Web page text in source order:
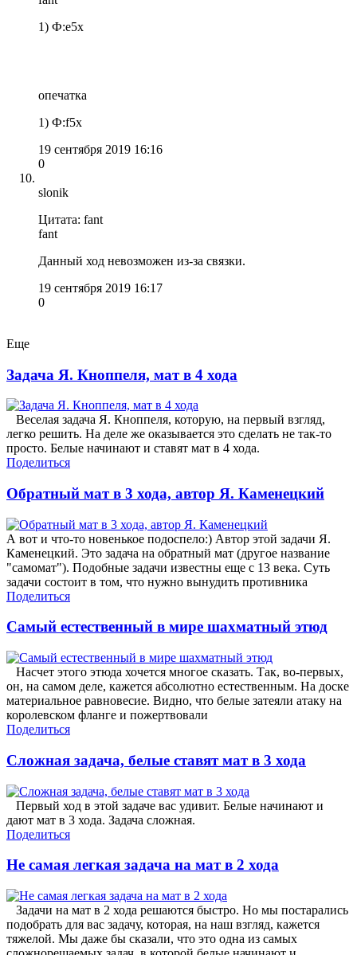
1) Ф:е5х
опечатка
1) Ф:f5х
19 сентября 2019 16:16
0
slonik
Цитата: fant
fant
Данный ход невозможен из-за связки.
19 сентября 2019 16:17
0
Еще
Задача Я. Кноппеля, мат в 4 хода
Веселая задача Я. Кноппеля, которую, на первый взгляд,
легко решить. На деле же оказывается это сделать не так-то
просто. Белые начинают и ставят мат в 4 хода.
Поделиться
Обратный мат в 3 хода, автор Я. Каменецкий
А вот и что-то новенькое подоспело:) Автор этой задачи Я.
Каменецкий. Это задача на обратный мат (другое название
"самомат"). Подобные задачи известны еще с 13 века. Суть
задачи состоит в том, что нужно вынудить противника
Поделиться
Самый естественный в мире шахматный этюд
Насчет этого этюда хочется многое сказать. Так, во-первых,
он, на самом деле, кажется абсолютно естественным. На доске
материальное равновесие. Видно, что белые затеяли атаку на
королевском фланге и пожертвовали
Поделиться
Сложная задача, белые ставят мат в 3 хода
Первый ход в этой задаче вас удивит. Белые начинают и
дают мат в 3 хода. Задача сложная.
Поделиться
Не самая легкая задача на мат в 2 хода
Задачи на мат в 2 хода решаются быстро. Но мы постарались
подобрать для вас задачу, которая, на наш взгляд, кажется
тяжелой. Мы даже бы сказали, что это одна из самых